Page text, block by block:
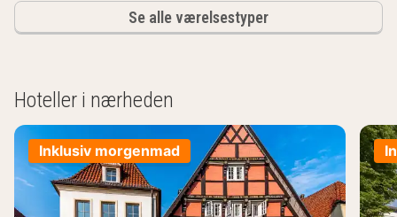
Se alle værelsestyper
Hoteller i nærheden
Inklusiv morgenmad